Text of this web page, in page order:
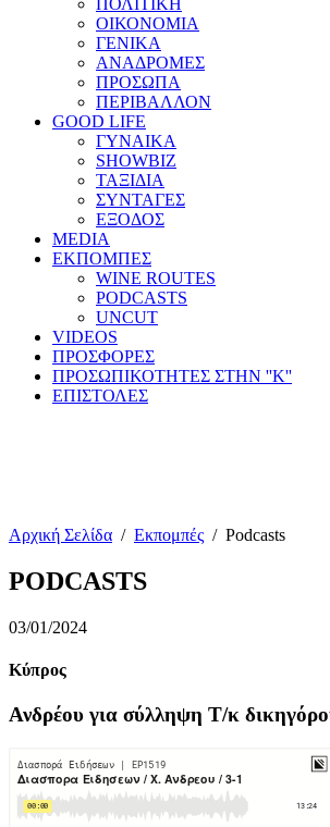
ΠΟΛΙΤΙΚΗ
ΟΙΚΟΝΟΜΙΑ
ΓΕΝΙΚΑ
ΑΝΑΔΡΟΜΕΣ
ΠΡΟΣΩΠΑ
ΠΕΡΙΒΑΛΛΟΝ
GOOD LIFE
ΓΥΝΑΙΚΑ
SHOWBIZ
ΤΑΞΙΔΙΑ
ΣΥΝΤΑΓΕΣ
ΕΞΟΔΟΣ
MEDIA
ΕΚΠΟΜΠΕΣ
WINE ROUTES
PODCASTS
UNCUT
VIDEOS
ΠΡΟΣΦΟΡΕΣ
ΠΡΟΣΩΠΙΚΟΤΗΤΕΣ ΣΤΗΝ ''Κ''
ΕΠΙΣΤΟΛΕΣ
Αρχική Σελίδα / Εκπομπές / Podcasts
PODCASTS
03/01/2024
Κύπρος
Ανδρέου για σύλληψη Τ/κ